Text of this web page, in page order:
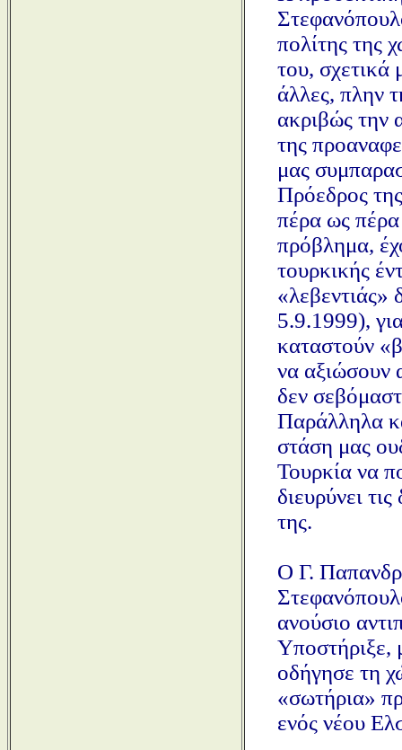
πολίτης της
του, σχετικά
άλλες, πλην
ακριβώς την
της
μας
Πρόεδρος
πέρα ως πέρα
πρόβλημα,
τουρκικής
5.9.1999),
καταστούν
να αξιώσουν
δεν
Παράλληλα
στάση μας
Τουρκία να
διευρύνει
της.
Ο Γ.
ανούσιο
Υποστήριξε,
οδήγησε τη
«σωτήρια»
ενός νέου